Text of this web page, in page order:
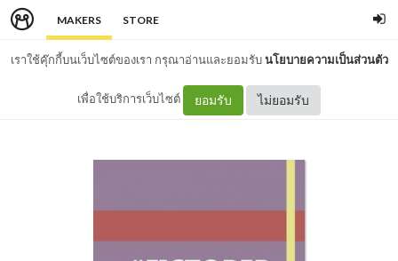
MAKERS STORE
เราใช้คุ๊กกี้บนเว็บไซต์ของเรา กรุณาอ่านและยอมรับนโยบายความเป็นส่วนตัว
เพื่อใช้บริการเว็บไซต์ ยอมรับ ไม่ยอมรับ